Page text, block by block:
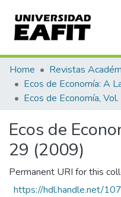
Communities & Collections
All of DSpace
Home
Revistas
Ecos de
29 (2009)
Permanent URI for this
https://hdl.handle.net/